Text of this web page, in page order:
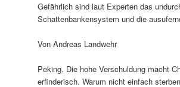
Gefährlich sind laut Experten das
Schattenbankensystem und die
Von Andreas Landwehr
Peking. Die hohe Verschuldung macht
erfinderisch. Warum nicht einfach